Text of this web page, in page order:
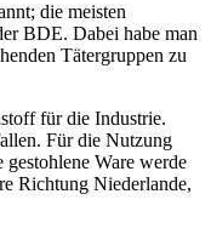
die meisten
BDE. Dabei habe man
Tätergruppen zu
für die Industrie.
Für die Nutzung
Ware werde
Richtung Niederlande,